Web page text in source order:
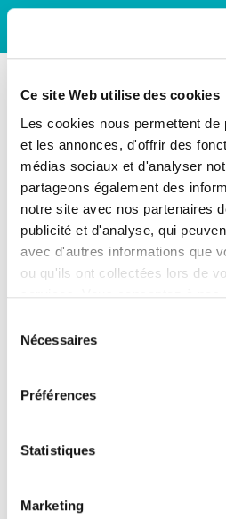
Ce site Web utilise des cookies
Les cookies nous permettent de
et les annonces, d'offrir des
médias sociaux et d'analyser
partageons également des
notre site avec nos partenaires
publicité et d'analyse, qui
avec d'autres informations que
ou qu'ils ont collectées lors de
Nécessaires
Préférences
Statistiques
Marketing